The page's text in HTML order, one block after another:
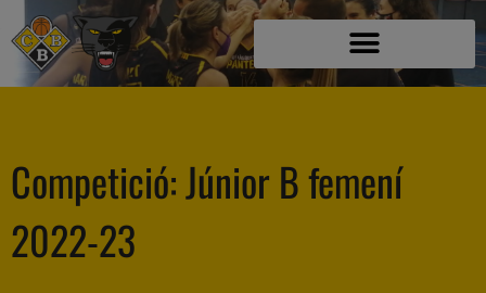
Competició:Júnior B femení
2022-23